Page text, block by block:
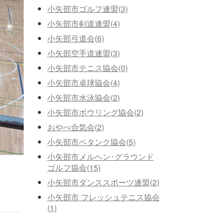
小矢部市ゴルフ連盟(3)
小矢部市剣道連盟(4)
小矢部弓道会(6)
小矢部空手道連盟(3)
小矢部市テニス協会(0)
小矢部市卓球協会(4)
小矢部市水泳協会(2)
小矢部市ボウリング協会(2)
おやべ合気会(2)
小矢部市ペタンク協会(5)
小矢部市メルヘン･グラウンド
ゴルフ協会(15)
小矢部市ダンススポーツ連盟(2)
小矢部市 フレッシュテニス協会
(1)